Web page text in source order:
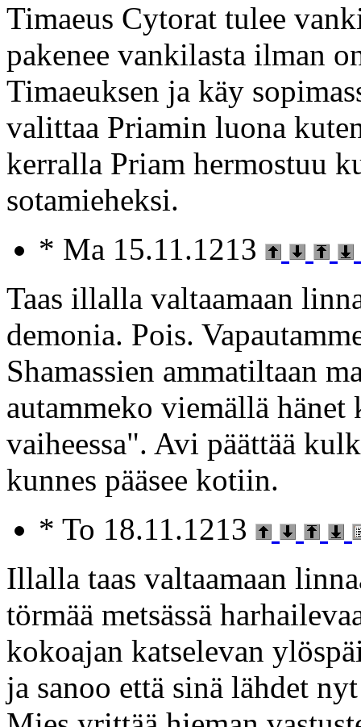
Timaeus Cytorat tulee
pakenee vankilasta ilman
Timaeuksen ja käy
valittaa Priamin luona
kerralla Priam hermostuu
sotamieheksi.
* Ma 15.11.1213
Taas illalla valtaamaan
demonia. Pois.
Shamassien ammatiltaan
autammeko viemällä
vaiheessa". Avi päättää
kunnes pääsee kotiin.
* To 18.11.1213
Illalla taas valtaamaan
törmää metsässä
kokoajan katselevan
ja sanoo että sinä lähdet